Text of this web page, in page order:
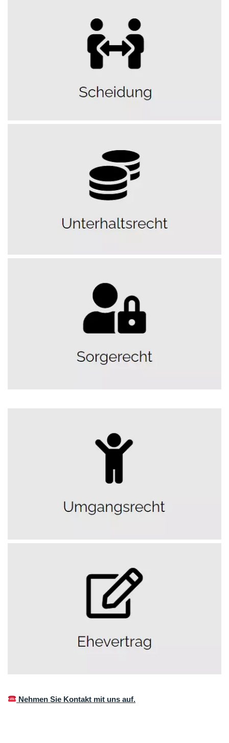
Nehmen Sie Kontakt mit uns auf.